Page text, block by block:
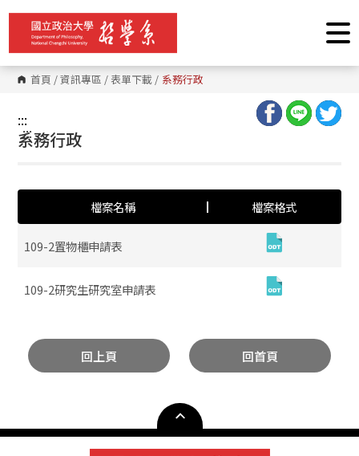
跳
要
內
容
區 首頁 /資訊專區 / 表單下載 / 系務行政
:::
:::
系務行政
檔案名稱 檔案格式
109-2置物櫃申請表
109-2研究生研究室申請表
回上頁 回首頁